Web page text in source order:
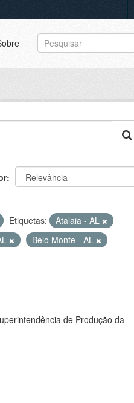
Etiquetas:
Atalaia - AL
Belo Monte - AL
de Produção da